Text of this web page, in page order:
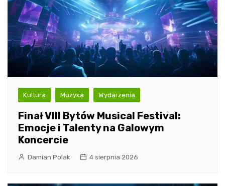
Kultura Muzyka Wydarzenia
Finał VIII Bytów Musical Festival:
Emocje i Talenty na Galowym
Koncercie
Damian Polak 4 sierpnia 2026